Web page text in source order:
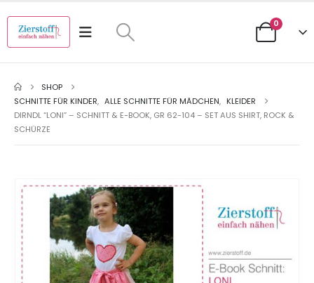
0
SHOP
SCHNITTE FÜR KINDER, ALLE SCHNITTE FÜR MÄDCHEN, KLEIDER
DIRNDL “LONI” – SCHNITT & E-BOOK, GR 62-104 – SET AUS SHIRT, ROCK &
SCHÜRZE